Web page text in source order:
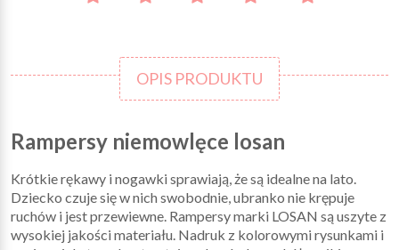
OPIS PRODUKTU
Rampersy niemowlęce losan
Krótkie rękawy i nogawki sprawiają, że są idealne na lato.
Dziecko czuje się w nich swobodnie, ubranko nie krępuje
ruchów i jest przewiewne. Rampersy marki LOSAN są uszyte z
wysokiej jakości materiału. Nadruk z kolorowymi rysunkami i